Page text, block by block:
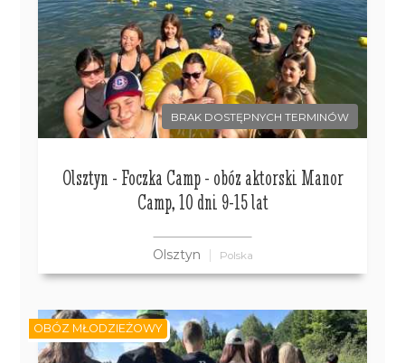
BRAK DOSTĘPNYCH TERMINÓW
Olsztyn - Foczka Camp - obóz aktorski Manor
Camp, 10 dni 9-15 lat
Olsztyn Polska
OBÓZ MŁODZIEŻOWY